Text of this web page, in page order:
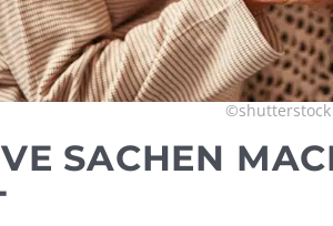
©shutterstock
SACHEN